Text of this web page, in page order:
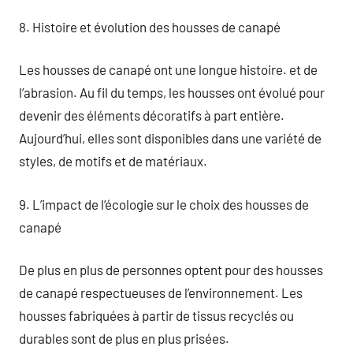
8. Histoire et évolution des housses de canapé
Les housses de canapé ont une longue histoire. et de
l’abrasion. Au fil du temps, les housses ont évolué pour
devenir des éléments décoratifs à part entière.
Aujourd’hui, elles sont disponibles dans une variété de
styles, de motifs et de matériaux.
9. L’impact de l’écologie sur le choix des housses de
canapé
De plus en plus de personnes optent pour des housses
de canapé respectueuses de l’environnement. Les
housses fabriquées à partir de tissus recyclés ou
durables sont de plus en plus prisées.